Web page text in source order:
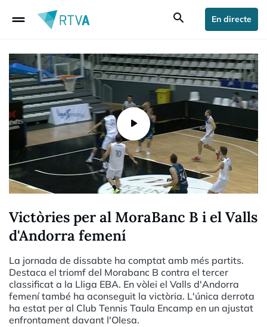
drag_handle search En directe
Victòries per al MoraBanc B i el Valls
d'Andorra femení
La jornada de dissabte ha comptat amb més partits.
Destaca el triomf del Morabanc B contra el tercer
classificat a la Lliga EBA. En vòlei el Valls d'Andorra
femení també ha aconseguit la victòria. L'única derrota
ha estat per al Club Tennis Taula Encamp en un ajustat
enfrontament davant l'Olesa.